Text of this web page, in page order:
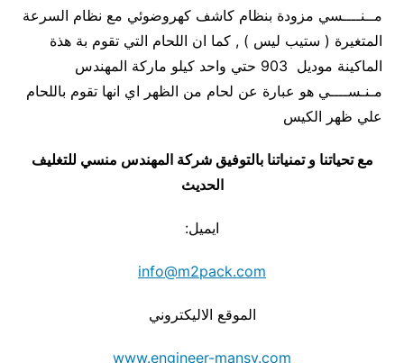
مــنــــسي مزودة بنظام كاشف كهروضوئي مع نظام السرعة
المتغيرة ( ستيب ليس ) , كما ان اللحام التي تقوم بة هذة
الماكينة موديل 903 حتي واحد كيلو ماركة المهندس
مـنـســــي هو عبارة عن لحام من الظهر اي انها تقوم باللحام
علي ظهر الكيس
مع تحياتنا و تمنياتنا بالتوفيق شركة المهندس منسي للتغليف
الحديث
ايميل:
info@m2pack.com
الموقع الاليكتروني
www.engineer-mansy.com